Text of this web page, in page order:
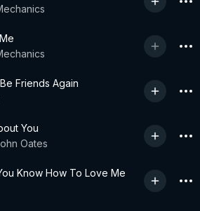
Friends Again
You
Oates
Know How To Love Me